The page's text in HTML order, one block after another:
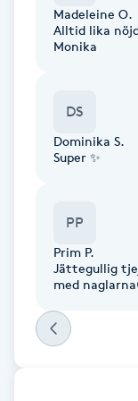
Hårborttagning
Hårförlängning
Hårvård
Hälsprickor
Idrottsmassage
Madeleine O.
Alltid lika
Monika
DS
Dominika S.
Super ✨
PP
Prim P.
Jättegullig
med